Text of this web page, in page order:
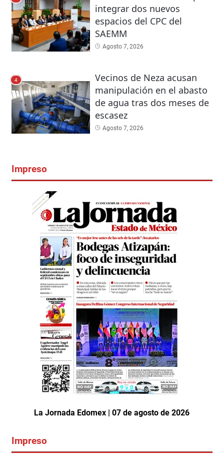
integrar dos nuevos
espacios del CPC del
SAEMM
Agosto 7, 2026
4
Vecinos de Neza acusan
manipulación en el abasto
de agua tras dos meses de
escasez
Agosto 7, 2026
Impreso
La Jornada Edomex | 07 de agosto de 2026
Impreso